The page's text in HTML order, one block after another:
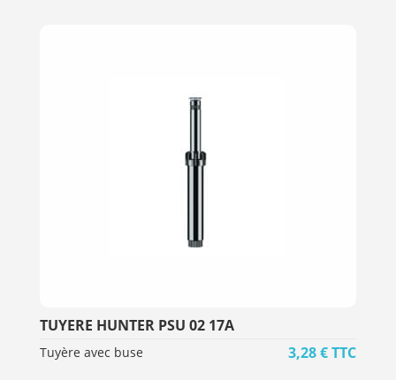
TUYERE HUNTER PSU 02 17A
Tuyère avec buse 3,28€TTC